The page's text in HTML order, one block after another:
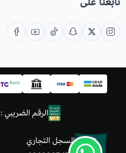
السجل التجاري
الرقم الضريبي : 311724991500003